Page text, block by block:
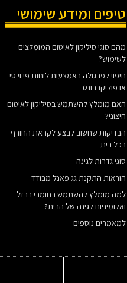
טיפים ומידע שימושי
מהם סוגי סיליקון לאיטום המומלצים
לשימוש?
חיפוי לפרגולה באמצעות לוחות פי וי סי
או פוליקרבונט
האם מומלץ להשתמש בסיליקון לאיטום
חיצוני?
הבדיקות שחשוב לבצע לקראת החורף
בכל בית
סוגי גדרות לגינה
הוראות התקנת גג פאנל מבודד
למה מומלץ להשתמש בחומרי ברזל
ואלומיניום לגינה של הבית?
למאמרים נוספים